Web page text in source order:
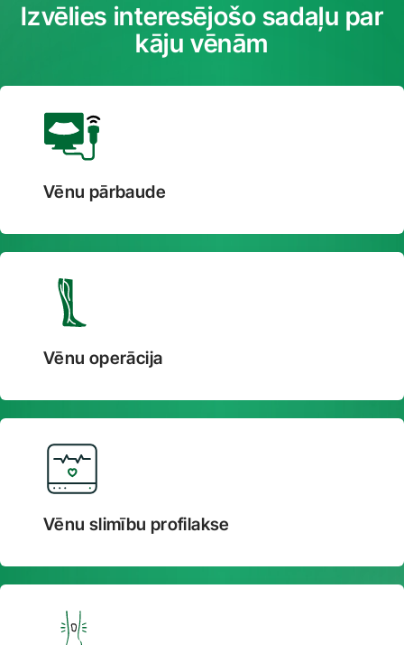
Izvēlies interesējošo sadaļu par
kāju vēnām
Vēnu pārbaude
Vēnu operācija
Vēnu slimību profilakse